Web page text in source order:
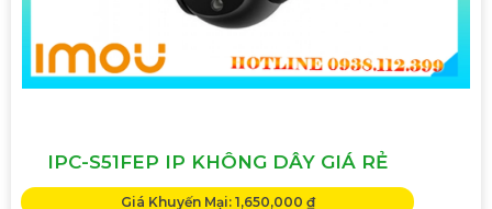
IPC-S51FEP IP KHÔNG DÂY GIÁ RẺ
Giá Khuyến Mại: 1,650,000 ₫